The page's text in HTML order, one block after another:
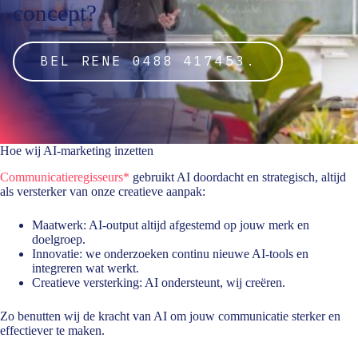
concept?
BEL RENE 0488 417453.
Hoe wij AI-marketing inzetten
Communicatieregisseurs* gebruikt AI doordacht en strategisch, altijd
als versterker van onze creatieve aanpak:
Maatwerk: AI-output altijd afgestemd op jouw merk en
doelgroep.
Innovatie: we onderzoeken continu nieuwe AI-tools en
integreren wat werkt.
Creatieve versterking: AI ondersteunt, wij creëren.
Zo benutten wij de kracht van AI om jouw communicatie sterker en
effectiever te maken.